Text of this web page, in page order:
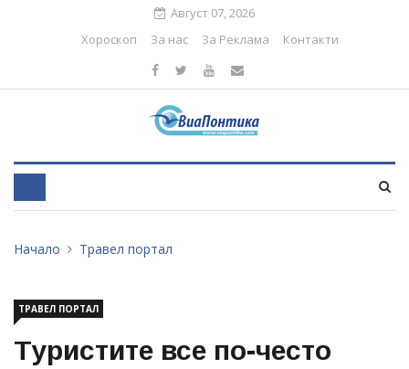
Август 07, 2026
Хороскоп
За нас За Реклама Контакти
Начало Травел портал
ТРАВЕЛ ПОРТАЛ
Туристите все по-често